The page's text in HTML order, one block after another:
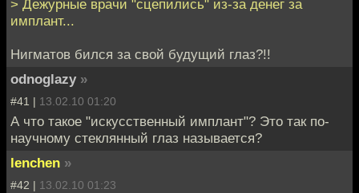
> Дежурные врачи "сцепились" из-за денег за
имплант...
Нигматов бился за свой будущий глаз?!!
odnoglazy »
#41 | 13.02.10 01:20
А что такое "искусственный имплант"? Это так по-
научному стеклянный глаз называется?
lenchen »
#42 | 13.02.10 01:23